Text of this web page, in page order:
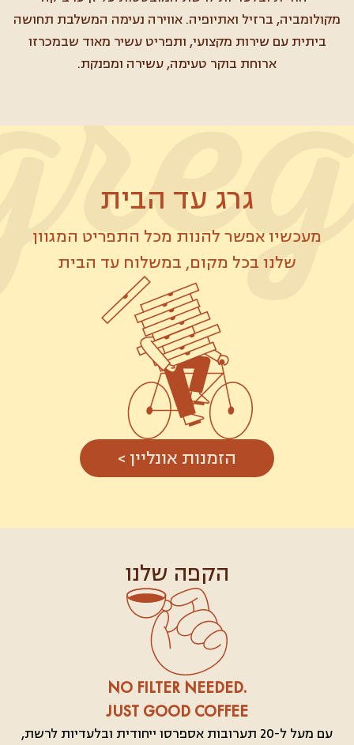
מקולומביה, ברזיל ואתיופיה. אווירה נעימה המשלבת תחושה
ביתית עם שירות מקצועי, ותפריט עשיר מאוד שבמכרזו
ארוחת בוקר טעימה, עשירה ומפנקת.
גרג עד הבית
שלנו בכל מקום, במשלוח עד הבית
הזמנות אונליין >
הקפה שלנו
.NO FILTER NEEDED
JUST GOOD COFFEE
עם מעל ל-20 תערובות אספרסו ייחודית ובלעדיות לרשת,